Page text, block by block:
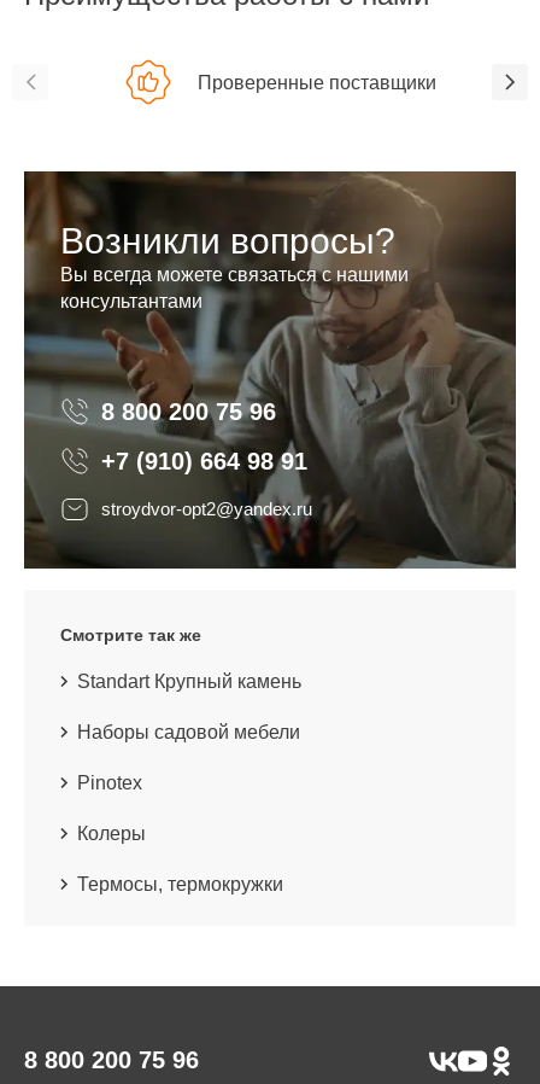
Проверенные поставщики
Возникли вопросы?
Вы всегда можете связаться с нашими
консультантами
8 800 200 75 96 8 800 200 75 96
+7 (910) 664 98 91
stroydvor-opt2@yandex.ru
Смотрите так же
Standart Крупный камень
Наборы садовой мебели
Pinotex
Колеры
Термосы, термокружки
8 800 200 75 96